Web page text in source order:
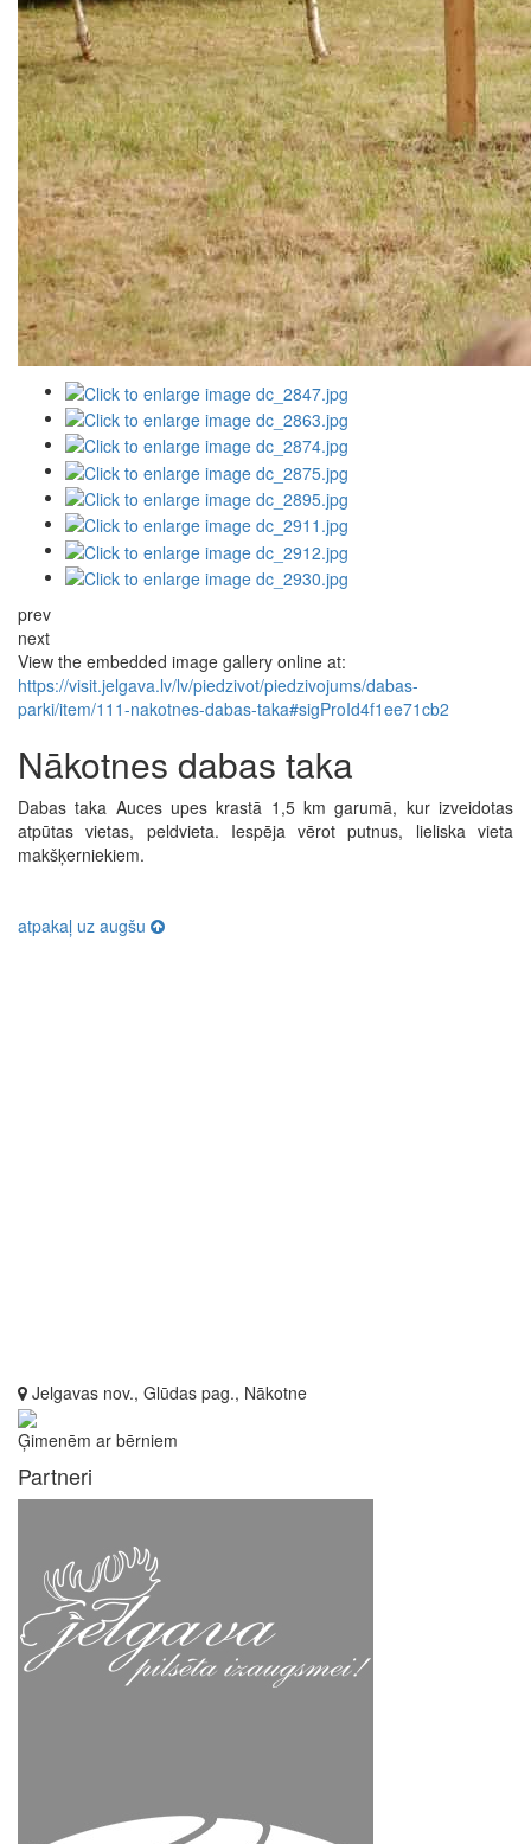
prev
next
View the embedded image gallery online at:
https://visit.jelgava.lv/lv/piedzivot/piedzivojums/dabas-
parki/item/111-nakotnes-dabas-taka#sigProId4f1ee71cb2
Nākotnes dabas taka
Dabas taka Auces upes krastā 1,5 km garumā, kur izveidotas
atpūtas vietas, peldvieta. Iespēja vērot putnus, lieliska vieta
makšķerniekiem.
atpakaļ uz augšu
Jelgavas nov., Glūdas pag., Nākotne
Ģimenēm ar bērniem
Partneri